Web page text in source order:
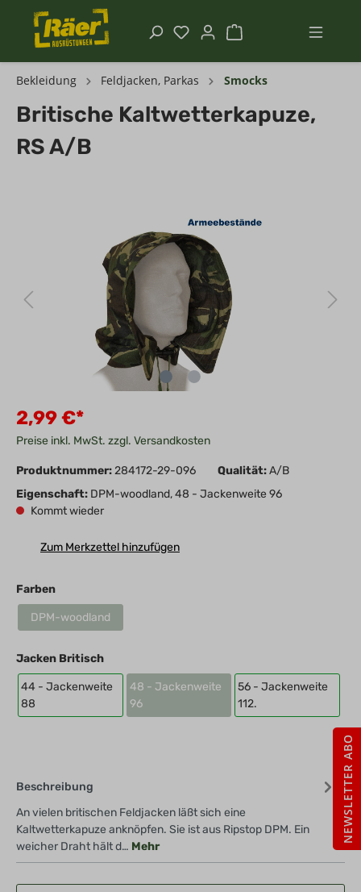
Bekleidung Feldjacken, Parkas Smocks
Britische Kaltwetterkapuze,
RS A/B
2,99 €*
Preise inkl. MwSt. zzgl. Versandkosten
Produktnummer:284172-29-096 Qualität:A/B
Eigenschaft: DPM-woodland, 48 - Jackenweite 96
Kommt wieder
Zum Merkzettel hinzufügen
Farben
DPM-woodland
Jacken Britisch
44 - Jackenweite
88
48 - Jackenweite
96
56 - Jackenweite
112.
Beschreibung
An vielen britischen Feldjacken läßt sich eine
Kaltwetterkapuze anknöpfen. Sie ist aus Ripstop DPM. Ein
weicher Draht hält d… Mehr
NEWSLETTER ABO